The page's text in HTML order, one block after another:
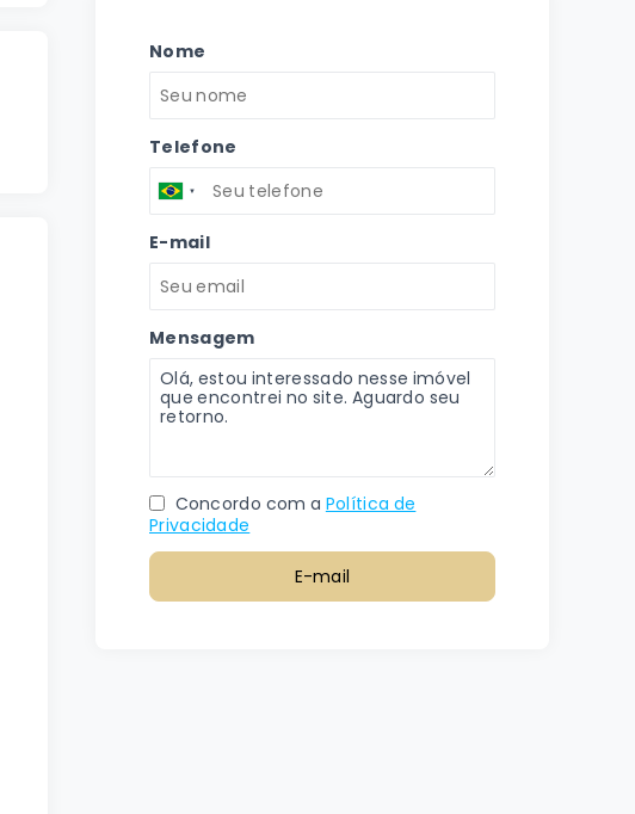
Nome
Telefone
E-mail
Mensagem
Concordo com a Política de
Privacidade
E-mail